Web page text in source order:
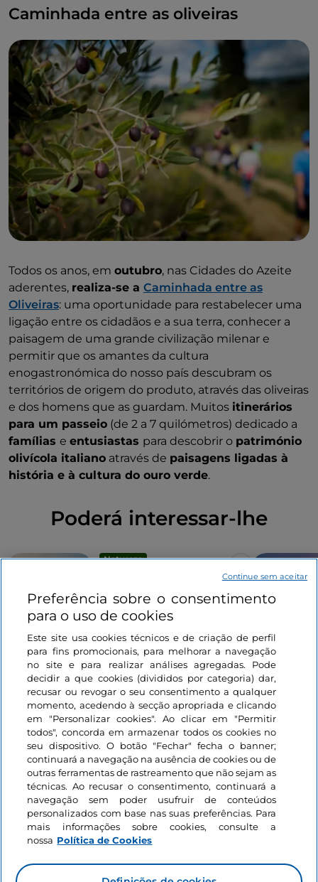
Caminhada entre as oliveiras
Todos os anos, em outubro, nas Cidades do Azeite
aderentes, realiza-se a Caminhada entre as
Oliveiras: uma oportunidade para restabelecer uma
ligação entre os cidadãos e a sua terra, conhecer a
paisagem de uma grande civilização milenar e
permitir que os amantes da cultura
enogastronómica do nosso país descubram os
territórios de origem do produto, através das oliveiras
e dos homens que as guardam. Muitos itinerários
para um passeio (de 2 a 7 quilómetros) dedicado a
famílias e entusiastas para descobrir o património
olivícola italiano através de paisagens ligadas à
história e à cultura do ouro verde.
Poderá interessar-lhe
Natureza
Gosto
onde acordar ao
amanhecer é um
sonho com os olhos
abertos
3 minutos
Informações sobre o site
Ligações úteis
Preferência sobre o consentimento
para o uso de cookies
Este site usa cookies técnicos e de criação de perfil
para fins promocionais, para melhorar a navegação
no site e para realizar análises agregadas. Pode
decidir a que cookies (divididos por categoria) dar,
recusar ou revogar o seu consentimento a qualquer
momento, acedendo à secção apropriada e clicando
em "Personalizar cookies". Ao clicar em "Permitir
todos", concorda em armazenar todos os cookies no
seu dispositivo. O botão "Fechar" fecha o banner;
continuará a navegação na ausência de cookies ou de
outras ferramentas de rastreamento que não sejam as
técnicas. Ao recusar o consentimento, continuará a
navegação sem poder usufruir de conteúdos
personalizados com base nas suas preferências. Para
mais informações sobre cookies, consulte a
nossa Política de Cookies
Continue sem aceitar